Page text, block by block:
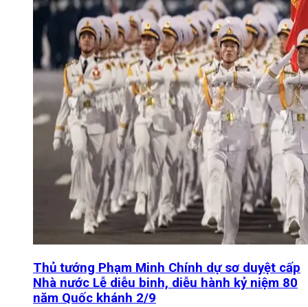
Thủ tướng Phạm Minh Chính dự sơ duyệt cấp
Nhà nước Lễ diễu binh, diễu hành kỷ niệm 80
năm Quốc khánh 2/9